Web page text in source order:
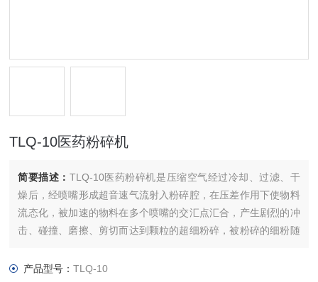
TLQ-10医药粉碎机
简要描述： TLQ-10医药粉碎机是压缩空气经过冷却、过滤、干
燥后，经喷嘴形成超音速气流射入粉碎腔，在压差作用下使物料
流态化，被加速的物料在多个喷嘴的交汇点汇合，产生剧烈的冲
击、碰撞、磨擦、剪切而达到颗粒的超细粉碎，被粉碎的细粉随
的作用下将符合细度的微粉排出（未达到细度的颗粒被分级轮甩
产品型号：TLQ-10